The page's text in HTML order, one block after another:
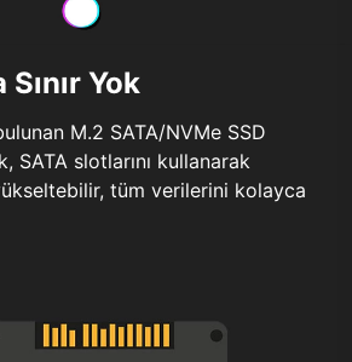
Yok
M.2 SATA/NVMe SSD
SATA slotlarını kullanarak
tüm verilerini kolayca